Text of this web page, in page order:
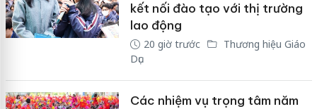
kết nối đào tạo với thị trường
lao động
20 giờ trước
Thương hiệu Giáo
Dục
Các nhiệm vụ trọng tâm năm